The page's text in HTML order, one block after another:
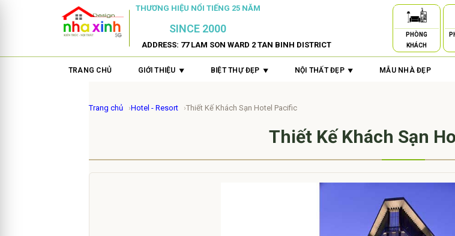
THƯƠNG HIỆU NỔI TIẾNG 25 NĂM
SINCE 2000
ADDRESS: 77 LAM SON WARD 2 TAN BINH DISTRICT
PHÒNG
KHÁCH
TRANG CHỦ GIỚI THIỆU BIỆT THỰ ĐẸP NỘI THẤT ĐẸP MẪU NHÀ ĐẸP
Trang chủ Hotel - Resort Thiết Kế Khách Sạn Hotel Pacific
Thiết Kế Khách Sạn